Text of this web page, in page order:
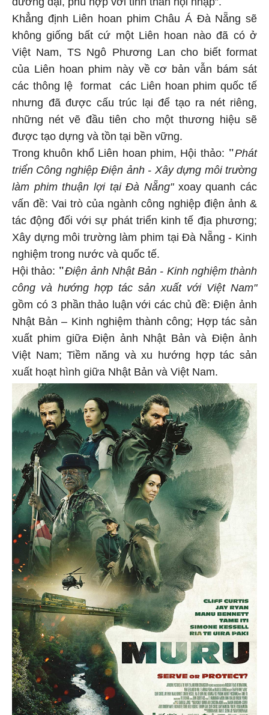
đương đại, phù hợp với tinh thần hội nhập”.
Khẳng định Liên hoan phim Châu Á Đà Nẵng sẽ
không giống bất cứ một Liên hoan nào đã có ở
Việt Nam, TS Ngô Phương Lan cho biết format
của Liên hoan phim này về cơ bản vẫn bám sát
các thông lệ format các Liên hoan phim quốc tế
nhưng đã được cấu trúc lại để tạo ra nét riêng,
những nét vẽ đầu tiên cho một thương hiệu sẽ
được tạo dựng và tồn tại bền vững.
Trong khuôn khổ Liên hoan phim, Hội thảo: "Phát
triển Công nghiệp Điện ảnh - Xây dựng môi trường
làm phim thuận lợi tại Đà Nẵng" xoay quanh các
vấn đề: Vai trò của ngành công nghiệp điện ảnh &
tác động đối với sự phát triển kinh tế địa phương;
Xây dựng môi trường làm phim tại Đà Nẵng - Kinh
nghiệm trong nước và quốc tế.
Hội thảo: "Điện ảnh Nhật Bản - Kinh nghiệm thành
công và hướng hợp tác sản xuất với Việt Nam"
gồm có 3 phần thảo luận với các chủ đề: Điện ảnh
Nhật Bản – Kinh nghiệm thành công; Hợp tác sản
xuất phim giữa Điện ảnh Nhật Bản và Điện ảnh
Việt Nam; Tiềm năng và xu hướng hợp tác sản
xuất hoạt hình giữa Nhật Bản và Việt Nam.